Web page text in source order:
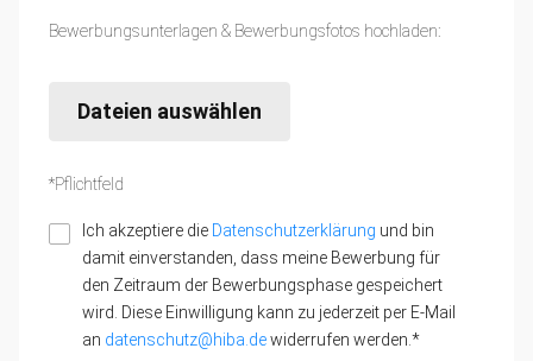
Bewerbungsunterlagen & Bewerbungsfotos hochladen:
Dateien auswählen
*Pflichtfeld
Ich akzeptiere die Datenschutzerklärung und bin
damit einverstanden, dass meine Bewerbung für
den Zeitraum der Bewerbungsphase gespeichert
wird. Diese Einwilligung kann zu jederzeit per E-Mail
an datenschutz@hiba.dewiderrufen werden.*